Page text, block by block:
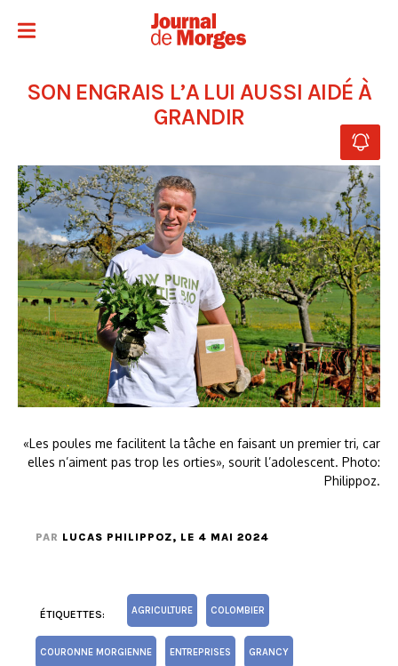
SON ENGRAIS L’A LUI AUSSI AIDÉ À
GRANDIR
«Les poules me facilitent la tâche en faisant un premier tri, car
elles n’aiment pas trop les orties», sourit l’adolescent. Photo:
Philippoz.
PAR LUCAS PHILIPPOZ, LE 4 MAI 2024
ÉTIQUETTES: AGRICULTURE COLOMBIER
COURONNE MORGIENNE ENTREPRISES GRANCY